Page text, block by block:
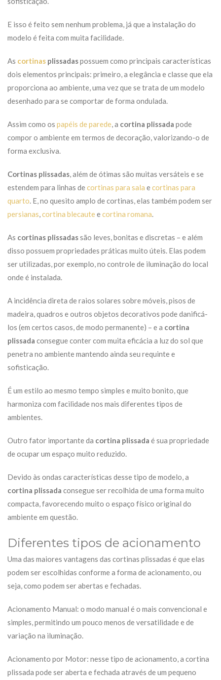
E isso é feito sem nenhum problema, já que a instalação do
modelo é feita com muita facilidade.
As cortinas plissadaspossuem como principais características
dois elementos principais: primeiro, a elegância e classe que ela
proporciona ao ambiente, uma vez que se trata de um modelo
desenhado para se comportar de forma ondulada.
Assim como os papéis de parede, a cortina plissada pode
compor o ambiente em termos de decoração, valorizando-o de
forma exclusiva.
Cortinas plissadas, além de ótimas são muitas versáteis e se
estendem para linhas decortinas para sala ecortinas para
quarto. E, no quesito amplo de cortinas, elas também podem ser
persianas,cortina blecauteecortina romana.
As cortinas plissadassão leves, bonitas e discretas – e além
disso possuem propriedades práticas muito úteis. Elas podem
ser utilizadas, por exemplo, no controle de iluminação do local
onde é instalada.
A incidência direta de raios solares sobre móveis, pisos de
madeira, quadros e outros objetos decorativos pode danificá-
los (em certos casos, de modo permanente) – e a cortina
plissada consegue conter com muita eficácia a luz do sol que
penetra no ambiente mantendo ainda seu requinte e
sofisticação.
É um estilo ao mesmo tempo simples e muito bonito, que
harmoniza com facilidade nos mais diferentes tipos de
ambientes.
Outro fator importante da cortina plissada é sua propriedade
de ocupar um espaço muito reduzido.
Devido às ondas características desse tipo de modelo, a
cortina plissada consegue ser recolhida de uma forma muito
compacta, favorecendo muito o espaço físico original do
ambiente em questão.
Diferentes tipos de acionamento
Uma das maiores vantagens das cortinas plissadas é que elas
podem ser escolhidas conforme a forma de acionamento, ou
seja, como podem ser abertas e fechadas.
Acionamento Manual: o modo manual é o mais convencional e
simples, permitindo um pouco menos de versatilidade e de
variação na iluminação.
Acionamento por Motor: nesse tipo de acionamento, a cortina
plissada pode ser aberta e fechada através de um pequeno